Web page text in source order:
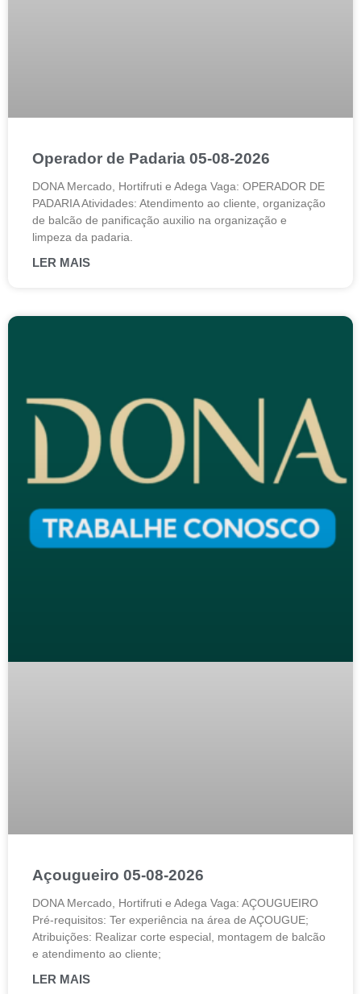
Operador de Padaria 05-08-2026
DONA Mercado, Hortifruti e Adega Vaga: OPERADOR DE
PADARIA Atividades: Atendimento ao cliente, organização
de balcão de panificação auxilio na organização e
limpeza da padaria.
LER MAIS
Açougueiro 05-08-2026
DONA Mercado, Hortifruti e Adega Vaga: AÇOUGUEIRO
Pré-requisitos: Ter experiência na área de AÇOUGUE;
Atribuições: Realizar corte especial, montagem de balcão
e atendimento ao cliente;
LER MAIS